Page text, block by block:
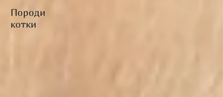
Породи
котки